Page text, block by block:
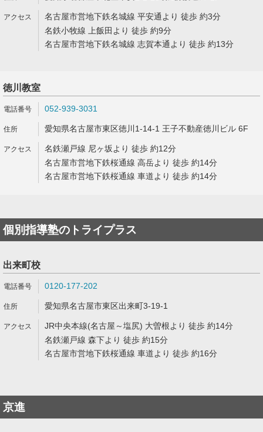
名古屋市営地下鉄名城線 平安通より 徒歩 約3分
名鉄小牧線 上飯田より 徒歩 約9分
名古屋市営地下鉄名城線 志賀本通より 徒歩 約13分
徳川教室
052-939-3031
愛知県名古屋市東区徳川1-14-1 王子不動産徳川ビル 6F
名鉄瀬戸線 尼ヶ坂より 徒歩 約12分
名古屋市営地下鉄桜通線 高岳より 徒歩 約14分
名古屋市営地下鉄桜通線 車道より 徒歩 約14分
個別指導塾のトライプラス
出来町校
0120-177-202
愛知県名古屋市東区出来町3-19-1
JR中央本線(名古屋～塩尻) 大曽根より 徒歩 約14分
名鉄瀬戸線 森下より 徒歩 約15分
名古屋市営地下鉄桜通線 車道より 徒歩 約16分
京進